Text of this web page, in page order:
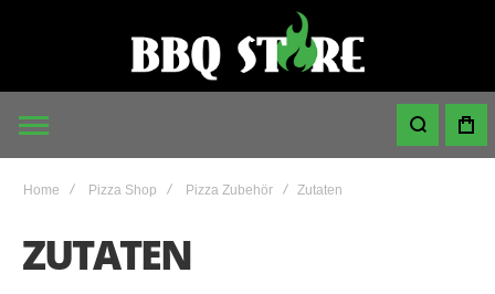
Home Pizza Shop Pizza Zubehör Zutaten
ZUTATEN